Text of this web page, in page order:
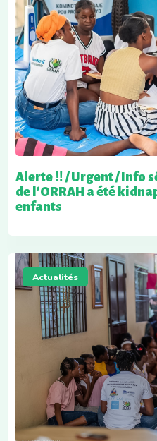
Alerte ‼️ / Urgent / Info
de l’ORRAH a été
enfants
Actualités